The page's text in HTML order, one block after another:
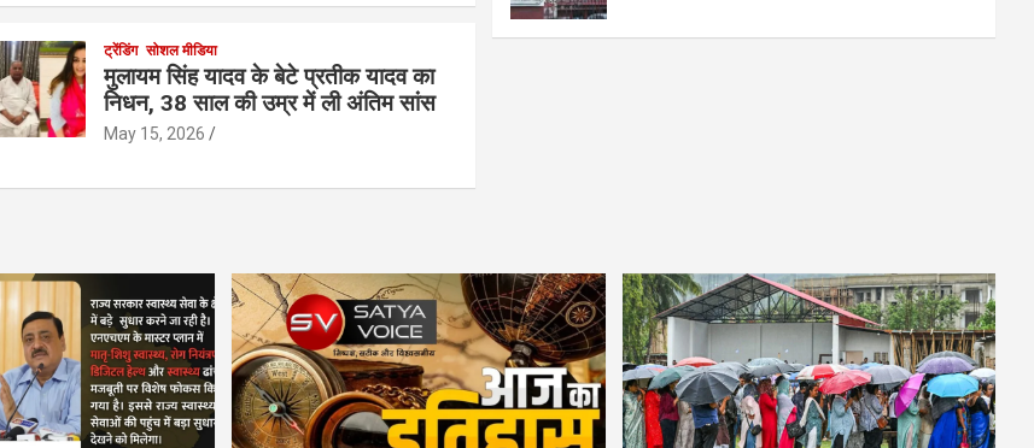
ट्रेंडिंग सोशल मीडिया
मुलायम सिंह यादव के बेटे प्रतीक यादव का
निधन, 38 साल की उम्र में ली अंतिम सांस
May 15, 2026